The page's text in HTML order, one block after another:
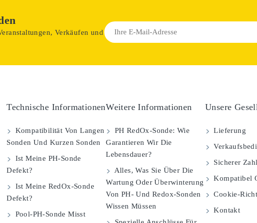
Verkäufen und
Technische Informationen
Kompatibilität Von Langen
Sonden Und Kurzen Sonden
Ist Meine PH-Sonde
Defekt?
Ist Meine RedOx-Sonde
Defekt?
Pool-PH-Sonde Misst
Weitere Informationen
PH RedOx-Sonde: Wie
Garantieren Wir Die
Lebensdauer?
Alles, Was Sie Über Die
Wartung Oder Überwinterung
Von PH- Und Redox-Sonden
Wissen Müssen
Unsere
Lieferung
Sicherer
Kompatibel
Cookie-
Kontakt